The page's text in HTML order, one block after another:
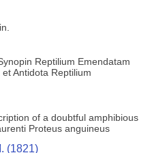
Reptilium Emendatam
Antidota Reptilium
of a doubtful amphibious
Proteus anguineus
(1821)